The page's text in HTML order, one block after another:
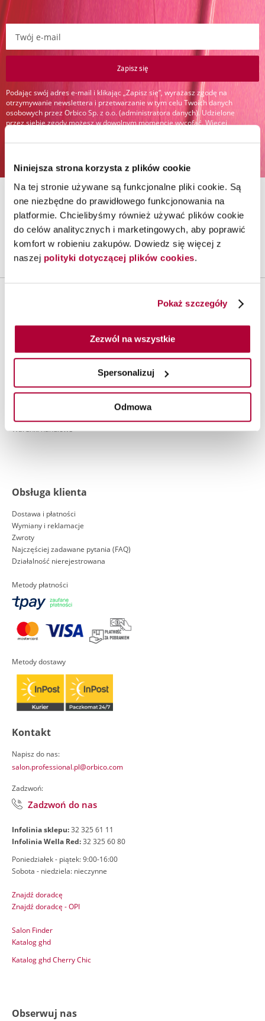
Niniejsza strona korzysta z plików cookie
Na tej stronie używane są funkcjonalne pliki cookie. Są
one niezbędne do prawidłowego funkcjonowania na
platformie. Chcielibyśmy również używać plików cookie
do celów analitycznych i marketingowych, aby poprawić
komfort w robieniu zakupów. Dowiedz się więcej z
naszej polityki dotyczącej plików cookies.
Pokaż szczegóły
Zezwól na wszystkie
Spersonalizuj
Odmowa
Zapisz się do newslettera:
Zapisz się
Podając swój adres e-mail i klikając „Zapisz się”, wyrażasz zgodę na
otrzymywanie newslettera i przetwarzanie w tym celu Twoich danych
osobowych przez Orbico Sp. z o.o. (administratora danych). Udzielone
przez siebie zgody możesz w dowolnym momencie wycofać. Więcej
znajdziesz wPolityce prywatności.
Darmowa
dostawa
Płatność za
pobraniem
Oficjalny
dystrybutor
Regulamin
Klauzula informacyjna Wella
Warunki handlowe
Obsługa klienta
Dostawa i płatności
Wymiany i reklamacje
Zwroty
Najczęściej zadawane pytania (FAQ)
Działalność nierejestrowana
Metody płatności
Metody dostawy
Kontakt
Napisz do nas:
salon.professional.pl@orbico.com
Zadzwoń:
Zadzwoń do nas
Infolinia sklepu:32 325 61 11
Infolinia Wella Red:32 325 60 80
Poniedziałek - piątek: 9:00-16:00
Sobota - niedziela: nieczynne
Znajdź doradcę
Znajdź doradcę - OPI
Salon Finder
Katalog ghd
Katalog ghd Cherry Chic
Obserwuj nas